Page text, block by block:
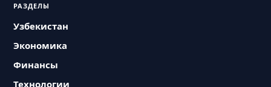
РАЗДЕЛЫ
Узбекистан
Экономика
Финансы
Технологии